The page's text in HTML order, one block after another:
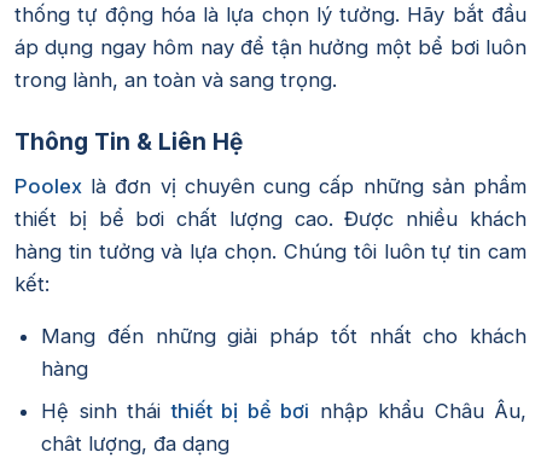
thống tự động hóa là lựa chọn lý tưởng. Hãy bắt đầu
áp dụng ngay hôm nay để tận hưởng một bể bơi luôn
trong lành, an toàn và sang trọng.
Thông Tin & Liên Hệ
Poolex là đơn vị chuyên cung cấp những sản phẩm
thiết bị bể bơi chất lượng cao. Được nhiều khách
hàng tin tưởng và lựa chọn. Chúng tôi luôn tự tin cam
kết:
Mang đến những giải pháp tốt nhất cho khách
hàng
Hệ sinh tháithiết bị bể bơi nhập khẩu Châu Âu,
chât lượng, đa dạng